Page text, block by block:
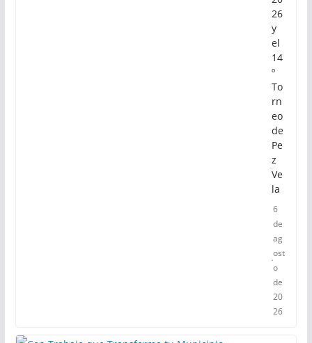
26
y
el
14
º
To
rn
eo
de
Pe
z
Ve
la
6
de
ag
ost
o
de
20
26